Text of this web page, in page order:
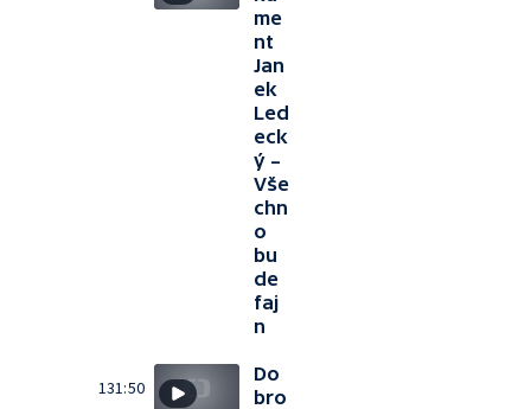
me
nt
Jan
ek
Led
eck
ý –
Vše
chn
o
bu
de
faj
n
131:50
Do
bro